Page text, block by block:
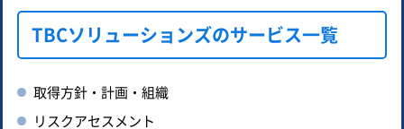
TBCソリューションズのサービス一覧
取得方針・計画・組織
リスクアセスメント